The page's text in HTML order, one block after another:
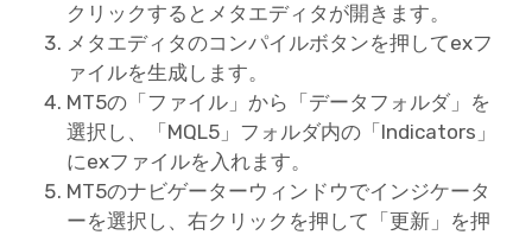
クリックするとメタエディタが開きます。
メタエディタのコンパイルボタンを押してexフ
ァイルを生成します。
MT5の「ファイル」から「データフォルダ」を
選択し、「MQL5」フォルダ内の「Indicators」
にexファイルを入れます。
MT5のナビゲーターウィンドウでインジケータ
ーを選択し、右クリックを押して「更新」を押